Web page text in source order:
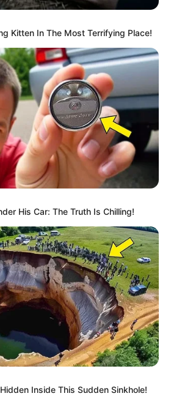
premiera 3 października
Nazywana ulubionym
Churchilla. Polka. Legenda
kobieta szpieg w
wywiadu. Stała się inspiracją
autora powieści o Jamesie
biografię wyreżyserował
„Skarbek” to porywający
Polsko-brytyjska produkcja ze
Kitten In The Most Terrifying Place!
His Car: The Truth Is Chilling!
Inside This Sudden Sinkhole!